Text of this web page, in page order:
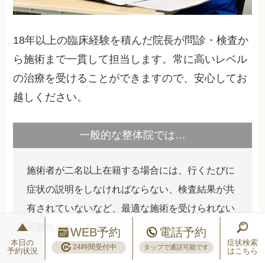
18年以上の臨床経験を積んだ院長が問診・検査か
ら施術まで一貫して担当します。常に高いレベル
の治療を受けることができますので、安心してお
越しください。
一般的な整体院では…
施術者が二名以上在籍する場合には、行くたびに
症状の説明をしなければならない、検査結果が共
有されていないなど、最適な施術を受けられない
可能性があります。
本日の
予約状況
WEB予約
24時間受付中
電話予約
タップで通話可能です
症状検索
はこちら